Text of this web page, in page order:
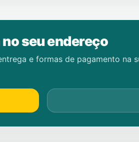
seu endereço
e formas de pagamento na